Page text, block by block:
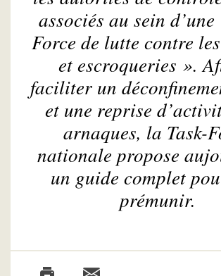
associés au sein d’une
Force de lutte contre
et escroqueries ».
faciliter un
et une reprise
arnaques, la Task-
nationale propose
un guide complet
prémunir.